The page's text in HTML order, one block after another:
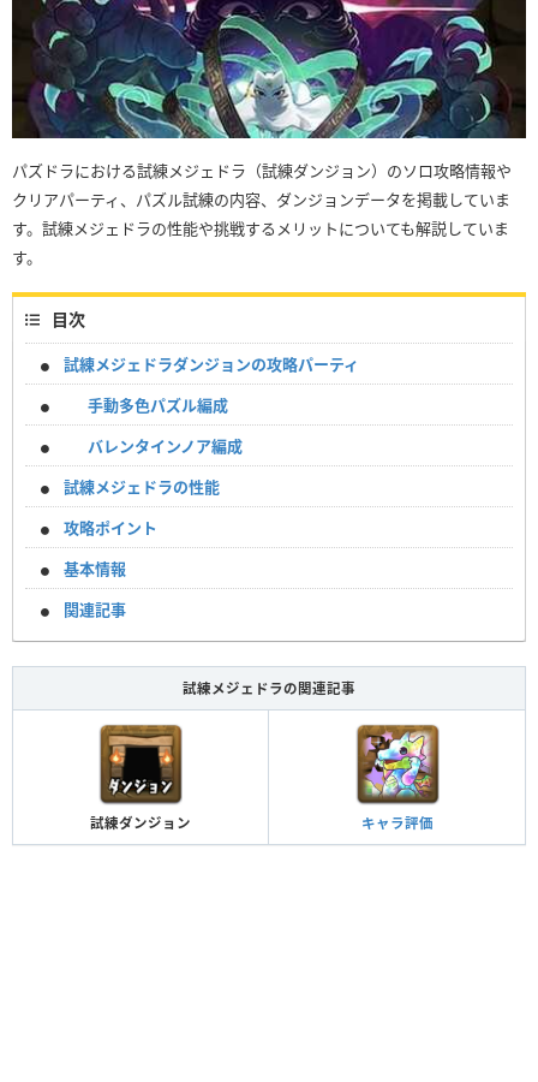
パズドラにおける試練メジェドラ（試練ダンジョン）のソロ攻略情報や
クリアパーティ、パズル試練の内容、ダンジョンデータを掲載していま
す。試練メジェドラの性能や挑戦するメリットについても解説していま
す。
目次
試練メジェドラダンジョンの攻略パーティ
手動多色パズル編成
バレンタインノア編成
試練メジェドラの性能
攻略ポイント
基本情報
関連記事
試練メジェドラの関連記事
試練ダンジョン キャラ評価